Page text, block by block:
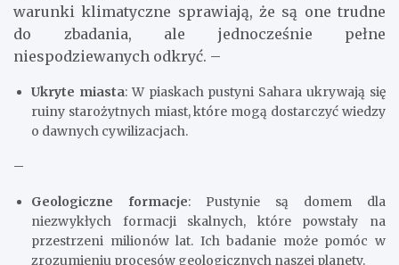
warunki klimatyczne sprawiają, że są one trudne
do zbadania, ale jednocześnie pełne
niespodziewanych odkryć. –
Ukryte miasta: W piaskach pustyni Sahara ukrywają się
ruiny starożytnych miast, które mogą dostarczyć wiedzy
o dawnych cywilizacjach.
–
Geologiczne formacje: Pustynie są domem dla
niezwykłych formacji skalnych, które powstały na
przestrzeni milionów lat. Ich badanie może pomóc w
zrozumieniu procesów geologicznych naszej planety.